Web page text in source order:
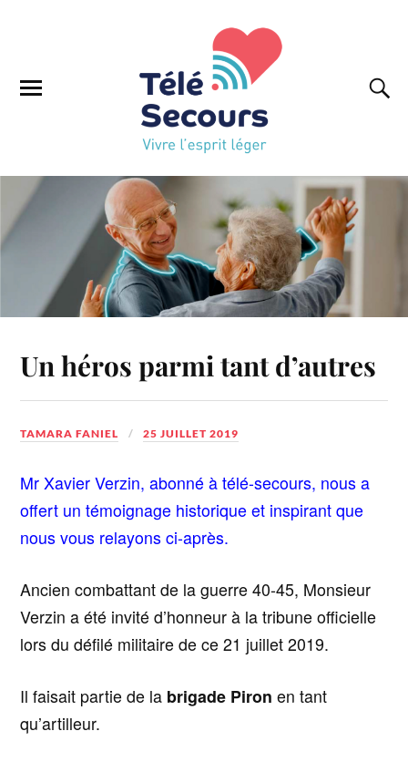
Un héros parmi tant d’autres
TAMARA FANIEL 25 JUILLET 2019
Mr Xavier Verzin, abonné à télé-secours, nous a
offert un témoignage historique et inspirant que
nous vous relayons ci-après.
Ancien combattant de la guerre 40-45, Monsieur
Verzin a été invité d’honneur à la tribune officielle
lors du défilé militaire de ce 21 juillet 2019.
Il faisait partie de la brigade Piron en tant
qu’artilleur.